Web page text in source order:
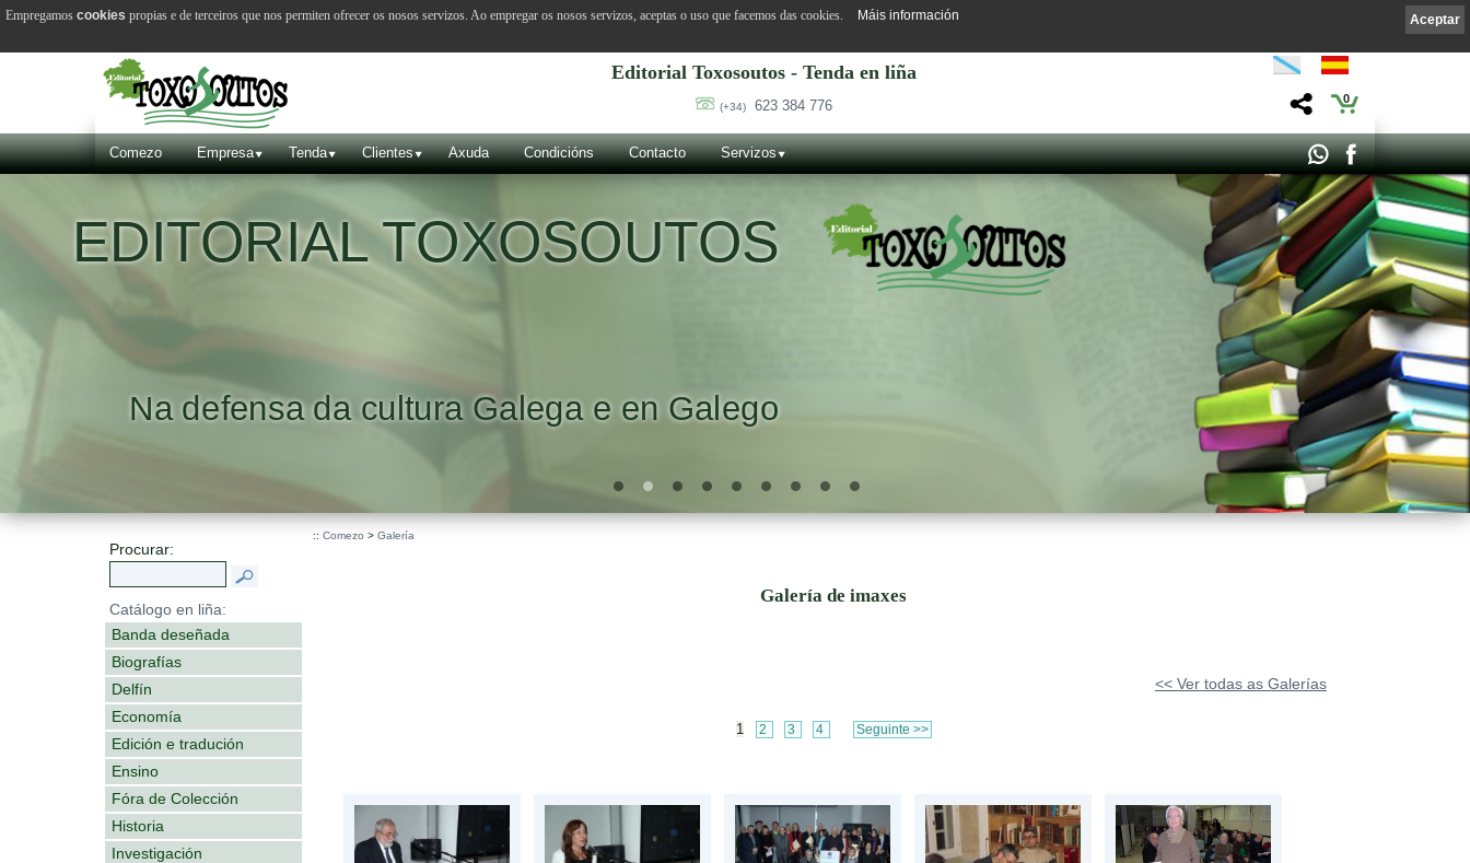
Editorial Toxosoutos - Tenda en liña
(+34) 623 384 776 0
Comezo Empresa Tenda Clientes Axuda Condicións Contacto Servizos
EDITORIAL TOXOSOUTOS
Na defensa da cultura Galega e en Galego
Procurar:
Catálogo en liña:
Banda deseñada
Biografías
Delfín
Economía
Edición e tradución
Ensino
Fóra de Colección
Historia
Investigación
:: Comezo > Galería
Galería de imaxes
<< Ver todas as Galerías
1 2 3 4 Seguinte >>
Aceptar
Empregamos cookies propias e de terceiros que nos permiten ofrecer os nosos servizos. Ao empregar os nosos servizos, aceptas o uso que facemos das cookies. Máis información